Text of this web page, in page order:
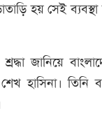
হয় সেই ব্যবস্থা
জানিয়ে
হাসিনা। তিনি